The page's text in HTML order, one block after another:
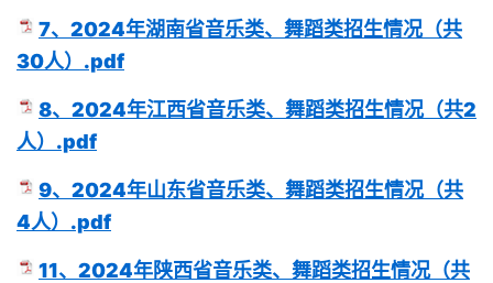
7、2024年湖南省音乐类、舞蹈类招生情况（共
30人）.pdf
8、2024年江西省音乐类、舞蹈类招生情况（共2
人）.pdf
9、2024年山东省音乐类、舞蹈类招生情况（共
4人）.pdf
11、2024年陕西省音乐类、舞蹈类招生情况（共